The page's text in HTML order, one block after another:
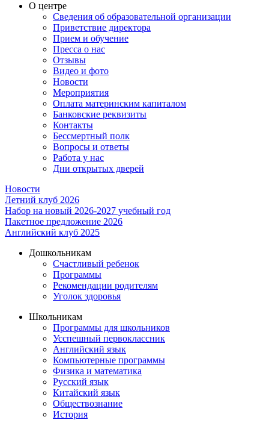
О центре
Сведения об образовательной организации
Приветствие директора
Прием и обучение
Пресса о нас
Отзывы
Видео и фото
Новости
Мероприятия
Оплата материнским капиталом
Банковские реквизиты
Контакты
Бессмертный полк
Вопросы и ответы
Работа у нас
Дни открытых дверей
Новости
Летний клуб 2026
Набор на новый 2026-2027 учебный год
Пакетное предложение 2026
Английский клуб 2025
Дошкольникам
Счастливый ребенок
Программы
Рекомендации родителям
Уголок здоровья
Школьникам
Программы для школьников
Усспешный первоклассник
Английский язык
Компьютерные программы
Физика и математика
Русский язык
Китайский язык
Обществознание
История